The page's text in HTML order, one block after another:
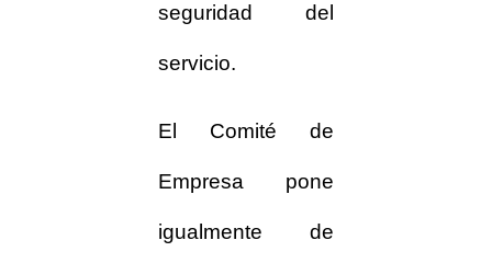
seguridad del
servicio.
El Comité de
Empresa pone
igualmente de